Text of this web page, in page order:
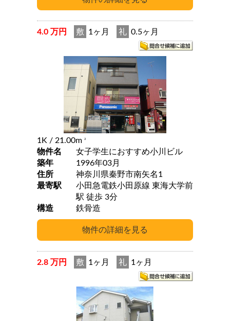
4.0 万円 敷 1ヶ月 礼 0.5ヶ月
1K / 21.00m 2
物件名
女子学生におすすめ小川ビル
築年
1996年03月
住所
神奈川県秦野市南矢名1
最寄駅
小田急電鉄小田原線 東海大学前
駅 徒歩 3分
構造
鉄骨造
2.8 万円 敷 1ヶ月 礼 1ヶ月